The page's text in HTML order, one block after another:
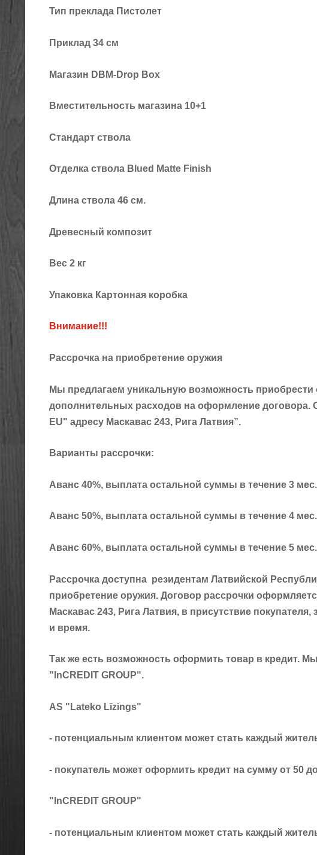
Тип преклада Пистолет
Приклад 34 см
Магазин DBM-Drop Box
Вместительность магазина 10+1
Стандарт ствола
Отделка ствола Blued Matte Finish
Длина ствола 46 см.
Древесный композит
Вес 2 кг
Упаковка Картонная коробка
Внимание!!!
Рассрочка на приобретение оружия
Мы предлагаем уникальную возможность приобрести
дополнительных расходов на оформление договора.
EU" адресу Mаскавас 243, Рига Латвия”.
Варианты рассрочки:
Аванс 40%, выплата остальной суммы в течение 3 мес.
Аванс 50%, выплата остальной суммы в течение 4 мес.
Аванс 60%, выплата остальной суммы в течение 5 мес.
Рассрочка доступна резидентам Латвийской
приобретение оружия. Договор рассрочки
Mаскавас 243, Рига Латвия, в присутствие
и время.
Так же есть возможность оформить товар в кредит.
"InCREDIT GROUP".
AS "Lateko Līzings"
- потенциальным клиентом может стать каждый
- покупатель может оформить кредит на сумму от 50
"InCREDIT GROUP"
- потенциальным клиентом может стать каждый